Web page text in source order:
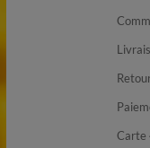
Carte